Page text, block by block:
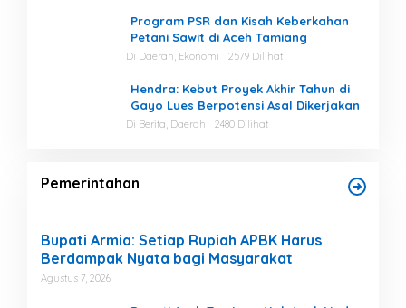
Program PSR dan Kisah Keberkahan
Petani Sawit di Aceh Tamiang
Di Daerah, Ekonomi 2579 Dilihat
Hendra: Kebut Proyek Akhir Tahun di
Gayo Lues Berpotensi Asal Dikerjakan
Di Berita, Daerah 2480 Dilihat
Pemerintahan
Bupati Armia: Setiap Rupiah APBK Harus
Berdampak Nyata bagi Masyarakat
Agustus 7, 2026